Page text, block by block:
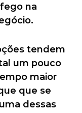
na
tendem
um pouco
maior
que se
dessas